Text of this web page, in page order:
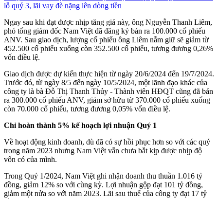
lỗ quý 3, lãi vay đè nặng lên dòng tiền
Ngay sau khi đạt được nhịp tăng giá này, ông Nguyễn Thanh Liêm,
phó tổng giám đốc Nam Việt đã đăng ký bán ra 100.000 cổ phiếu
ANV. Sau giao dịch, lượng cổ phiếu ông Liêm nắm giữ sẽ giảm từ
452.500 cổ phiếu xuống còn 352.500 cổ phiếu, tương đương 0,26%
vốn điều lệ.
Giao dịch được dự kiến thực hiện từ ngày 20/6/2024 đến 19/7/2024.
Trước đó, từ ngày 8/5 đến ngày 10/5/2024, một lãnh đạo khác của
công ty là bà Đỗ Thị Thanh Thủy - Thành viên HĐQT cũng đã bán
ra 300.000 cổ phiếu ANV, giảm sở hữu từ 370.000 cổ phiếu xuống
còn 70.000 cổ phiếu, tương đương 0,05% vốn điều lệ.
Chỉ hoàn thành 5% kế hoạch lợi nhuận Quý 1
Về hoạt động kinh doanh, dù đã có sự hồi phục hơn so với các quý
trong năm 2023 nhưng Nam Việt vẫn chưa bắt kịp được nhịp độ
vốn có của mình.
Trong Quý 1/2024, Nam Việt ghi nhận doanh thu thuần 1.016 tỷ
đồng, giảm 12% so với cùng kỳ. Lợi nhuận gộp đạt 101 tỷ đồng,
giảm một nửa so với năm 2023. Lãi sau thuế của công ty đạt 17 tỷ